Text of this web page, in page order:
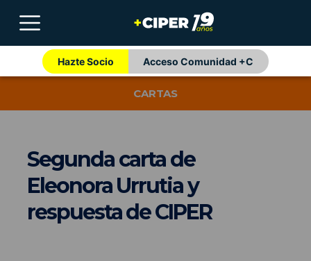
Hazte Socio Acceso Comunidad +C
CARTAS
Segunda carta de
Eleonora Urrutia y
respuesta de CIPER